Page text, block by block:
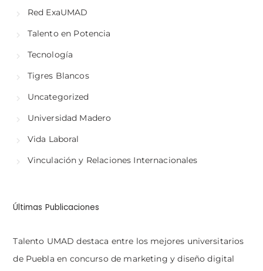
Red ExaUMAD
Talento en Potencia
Tecnología
Tigres Blancos
Uncategorized
Universidad Madero
Vida Laboral
Vinculación y Relaciones Internacionales
Últimas Publicaciones
Talento UMAD destaca entre los mejores universitarios
de Puebla en concurso de marketing y diseño digital